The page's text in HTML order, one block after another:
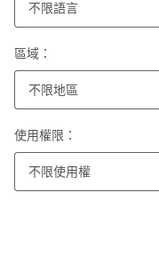
不限語言
區域：
不限地區
使用權限：
不限使用權